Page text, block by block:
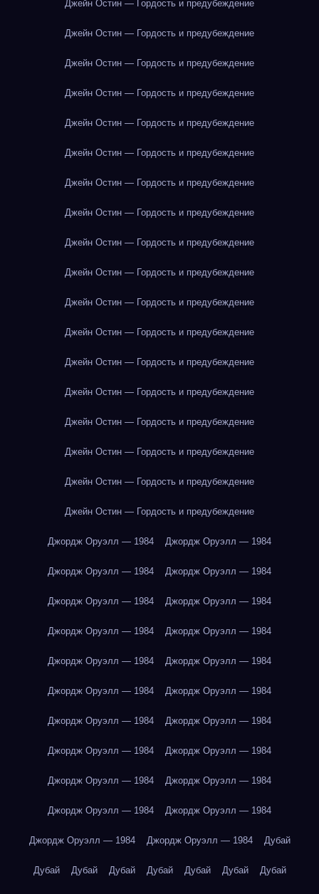
Джейн Остин — Гордость и предубеждение
Джейн Остин — Гордость и предубеждение
Джейн Остин — Гордость и предубеждение
Джейн Остин — Гордость и предубеждение
Джейн Остин — Гордость и предубеждение
Джейн Остин — Гордость и предубеждение
Джейн Остин — Гордость и предубеждение
Джейн Остин — Гордость и предубеждение
Джейн Остин — Гордость и предубеждение
Джейн Остин — Гордость и предубеждение
Джейн Остин — Гордость и предубеждение
Джейн Остин — Гордость и предубеждение
Джейн Остин — Гордость и предубеждение
Джейн Остин — Гордость и предубеждение
Джейн Остин — Гордость и предубеждение
Джейн Остин — Гордость и предубеждение
Джейн Остин — Гордость и предубеждение
Джейн Остин — Гордость и предубеждение
Джордж Оруэлл — 1984 Джордж Оруэлл — 1984
Джордж Оруэлл — 1984 Джордж Оруэлл — 1984
Джордж Оруэлл — 1984 Джордж Оруэлл — 1984
Джордж Оруэлл — 1984 Джордж Оруэлл — 1984
Джордж Оруэлл — 1984 Джордж Оруэлл — 1984
Джордж Оруэлл — 1984 Джордж Оруэлл — 1984
Джордж Оруэлл — 1984 Джордж Оруэлл — 1984
Джордж Оруэлл — 1984 Джордж Оруэлл — 1984
Джордж Оруэлл — 1984 Джордж Оруэлл — 1984
Джордж Оруэлл — 1984 Джордж Оруэлл — 1984
Джордж Оруэлл — 1984 Джордж Оруэлл — 1984 Дубай
Дубай Дубай Дубай Дубай Дубай Дубай Дубай